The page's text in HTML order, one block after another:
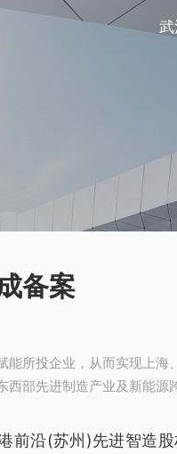
武
备案
所投企业，从而实现上海
部先进制造产业及新能源
前沿(苏州)先进智造